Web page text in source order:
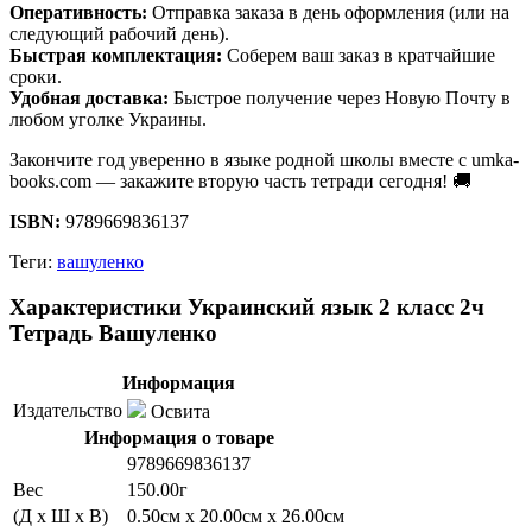
Оперативность: Отправка заказа в день оформления (или на
следующий рабочий день).
Быстрая комплектация: Соберем ваш заказ в кратчайшие
сроки.
Удобная доставка: Быстрое получение через Новую Почту в
любом уголке Украины.
Закончите год уверенно в языке родной школы вместе с umka-
books.com — закажите вторую часть тетради сегодня! 🚚
ISBN: 9789669836137
Теги: вашуленко
Характеристики Украинский язык 2 класс 2ч
Тетрадь Вашуленко
Информация
Издательство
Освита
Информация о товаре
9789669836137
Вес
150.00г
(Д x Ш x В)
0.50см x 20.00см x 26.00см